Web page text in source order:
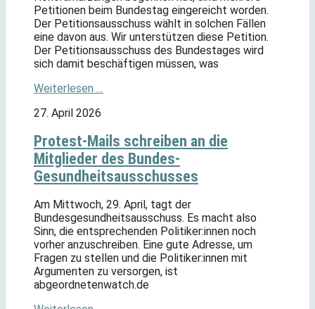
Petitionen beim Bundestag eingereicht worden.
Der Petitionsausschuss wählt in solchen Fällen
eine davon aus. Wir unterstützen diese Petition.
Der Petitionsausschuss des Bundestages wird
sich damit beschäftigen müssen, was
Weiterlesen …
27. April 2026
Protest-Mails schreiben an die
Mitglieder des Bundes-
Gesundheitsausschusses
Am Mittwoch, 29. April, tagt der
Bundesgesundheitsausschuss. Es macht also
Sinn, die entsprechenden Politiker:innen noch
vorher anzuschreiben. Eine gute Adresse, um
Fragen zu stellen und die Politiker:innen mit
Argumenten zu versorgen, ist
abgeordnetenwatch.de